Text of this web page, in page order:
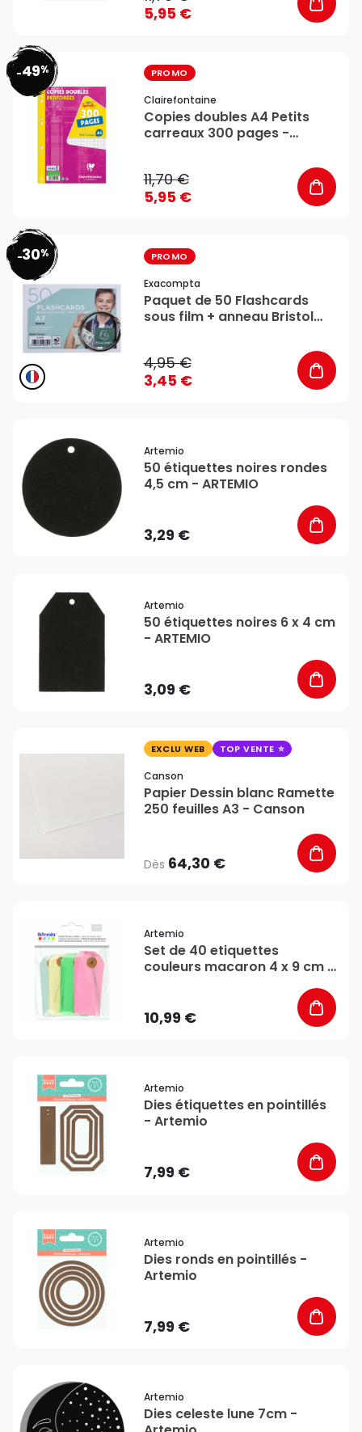
5,95 €
-49% PROMO
Clairefontaine
Copies doubles A4 Petits
carreaux 300 pages -
11,70 €
5,95 €
-30% PROMO
Exacompta
Paquet de 50 Flashcards
sous film + anneau Bristol
4,95 €
3,45 €
Artemio
50 étiquettes noires rondes
4,5 cm - ARTEMIO
3,29 €
Artemio
50 étiquettes noires 6 x 4 cm
- ARTEMIO
3,09 €
EXCLU WEB TOP VENTE
Canson
Papier Dessin blanc Ramette
250 feuilles A3 - Canson
Dès 64,30 €
Artemio
Set de 40 etiquettes
couleurs macaron 4 x 9 cm -
10,99 €
Artemio
Dies étiquettes en pointillés
- Artemio
7,99 €
Artemio
Dies ronds en pointillés -
Artemio
7,99 €
Artemio
Dies celeste lune 7cm -